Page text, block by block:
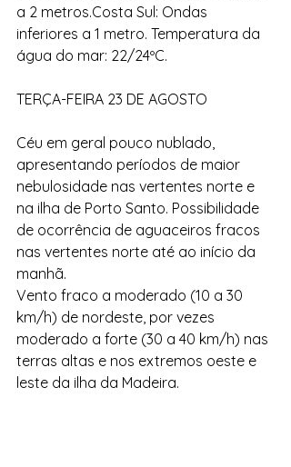
a 2 metros.Costa Sul: Ondas
inferiores a 1 metro. Temperatura da
água do mar: 22/24ºC.
TERÇA-FEIRA 23 DE AGOSTO
Céu em geral pouco nublado,
apresentando períodos de maior
nebulosidade nas vertentes norte e
na ilha de Porto Santo. Possibilidade
de ocorrência de aguaceiros fracos
nas vertentes norte até ao início da
manhã.
Vento fraco a moderado (10 a 30
km/h) de nordeste, por vezes
moderado a forte (30 a 40 km/h) nas
terras altas e nos extremos oeste e
leste da ilha da Madeira.